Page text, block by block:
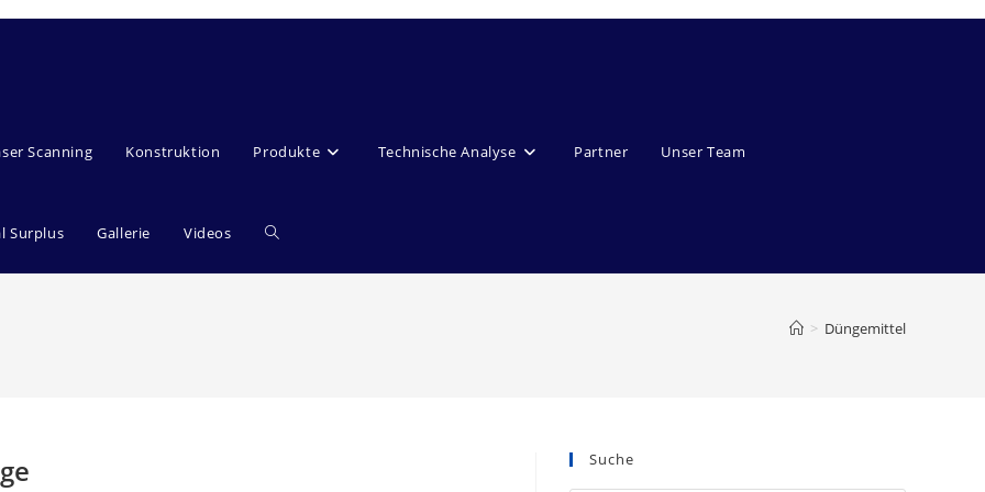
Scanning Konstruktion Produkte Technische Analyse Partner Unser Team
Surplus Gallerie Videos Website-
> Düngemittel
Suche